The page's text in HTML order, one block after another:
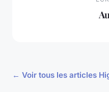
← Voir tous les articles